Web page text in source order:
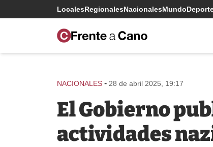
LocalesRegionalesNacionalesMundo
NACIONALES - 28 de abril 2025, 19:17
El Gobierno
actividades